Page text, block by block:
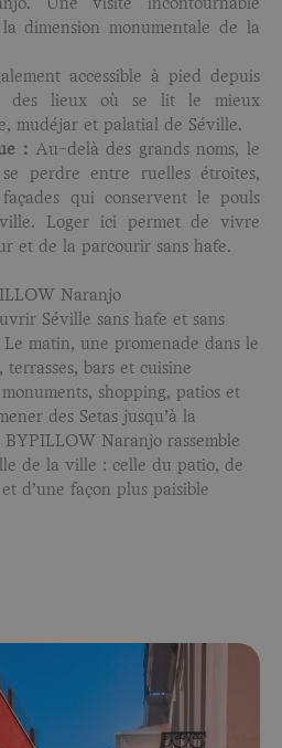
Une visite incontournable
dimension monumentale de la
accessible à pied depuis
des lieux où se lit le mieux
mudéjar et palatial de Séville.
:Au-delà des grands noms, le
perdre entre ruelles étroites,
qui conservent le pouls
Loger ici permet de vivre
et de la parcourir sans hâte.
Naranjo
Séville sans hâte et sans
matin, une promenade dans le
bars et cuisine
shopping, patios et
des Setas jusqu’à la
Naranjo rassemble
de la ville : celle du patio, de
d’une façon plus paisible